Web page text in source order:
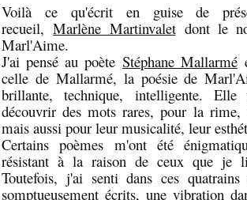
Voilà ce qu'écrit en guise de
recueil,Marlène Martinvaletdont le
Marl'Aime.
J'ai pensé au poète Stéphane Mallarmé
celle de Mallarmé, la poésie de
brillante, technique, intelligente.
découvrir des mots rares, pour la rime,
mais aussi pour leur musicalité, leur
Certains poèmes m'ont été
résistant à la raison de ceux que je
Toutefois, j'ai senti dans ces quatrains
somptueusement écrits, une vibration